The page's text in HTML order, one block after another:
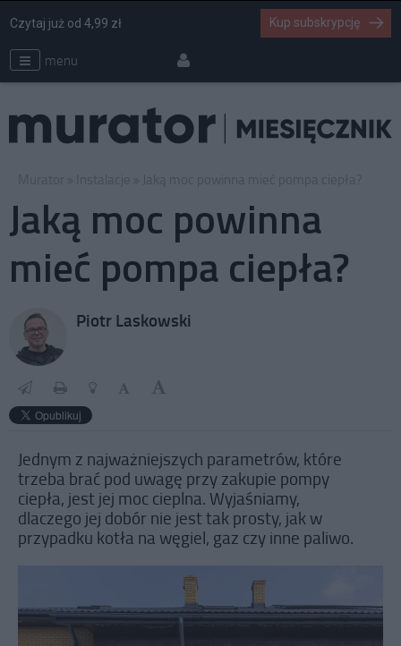
menu
Czytaj już od 4,99 zł Kup subskrypcję
Jaką moc powinna
mieć pompa ciepła?
Piotr Laskowski
Jednym z najważniejszych parametrów, które
trzeba brać pod uwagę przy zakupie pompy
ciepła, jest jej moc cieplna. Wyjaśniamy,
dlaczego jej dobór nie jest tak prosty, jak w
przypadku kotła na węgiel, gaz czy inne paliwo.